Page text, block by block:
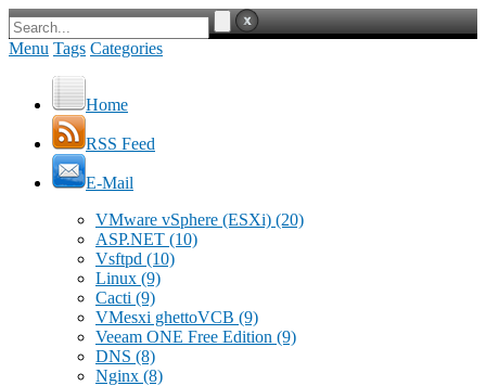
Menu Tags Categories
Home
RSS Feed
E-Mail
VMware vSphere (ESXi) (20)
ASP.NET (10)
Vsftpd (10)
Linux (9)
Cacti (9)
VMesxi ghettoVCB (9)
Veeam ONE Free Edition (9)
DNS (8)
Nginx (8)